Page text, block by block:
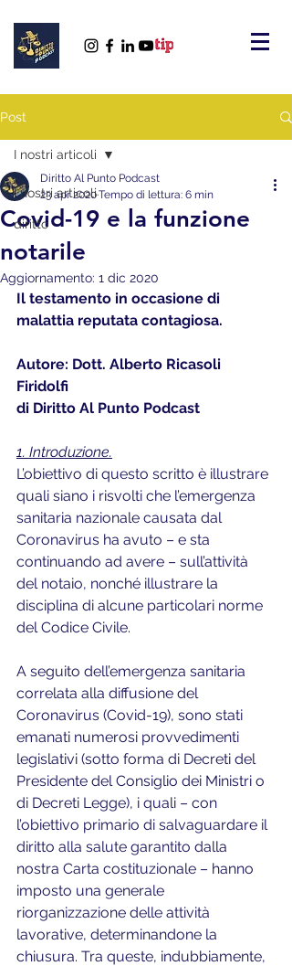
Post
I nostri articoli
diritto
I nostri articoli
Covid-19 e la funzione
notarile
Diritto Al Punto Podcast
23 apr 2020Tempo di lettura: 6 min
Aggiornamento: 1 dic 2020
Il testamento in occasione di
malattia reputata contagiosa.
Autore: Dott. Alberto Ricasoli
Firidolfi
di Diritto Al Punto Podcast
1. Introduzione.
L’obiettivo di questo scritto è illustrare
quali siano i risvolti che l’emergenza
sanitaria nazionale causata dal
Coronavirus ha avuto – e sta
continuando ad avere – sull’attività
del notaio, nonché illustrare la
disciplina di alcune particolari norme
del Codice Civile.
A seguito dell’emergenza sanitaria
correlata alla diffusione del
Coronavirus (Covid-19), sono stati
emanati numerosi provvedimenti
legislativi (sotto forma di Decreti del
Presidente del Consiglio dei Ministri o
di Decreti Legge), i quali – con
l’obiettivo primario di salvaguardare il
diritto alla salute garantito dalla
nostra Carta costituzionale – hanno
imposto una generale
riorganizzazione delle attività
lavorative, determinandone la
chiusura. Tra queste, indubbiamente,